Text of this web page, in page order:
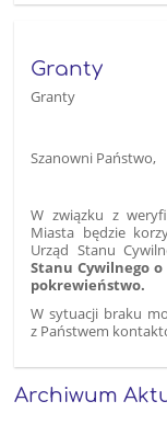
Granty
Granty
Szanowni Państwo,
W związku z
Miasta będzie
Urząd Stanu
Stanu Cywilnego
pokrewieństwo.
W sytuacji braku
z Państwem
Archiwum